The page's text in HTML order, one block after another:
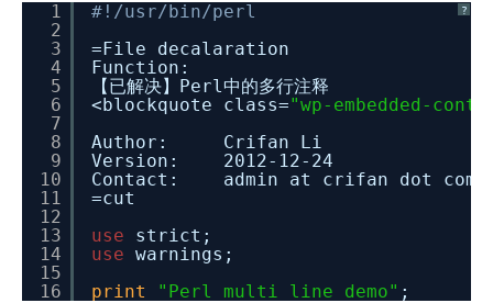
?
1
2
3
4
5
6
7
8
9
10
11
12
13
14
15
16
#!/usr/bin/perl
=File decalaration
Function:
【已解决】Perl中的多行注释
<blockquote class="wp-embedded-
Author: Crifan Li
Version: 2012-12-24
Contact: admin at crifan dot com
=cut
use
strict;
use warnings;
print
"Perl multi line demo" ;